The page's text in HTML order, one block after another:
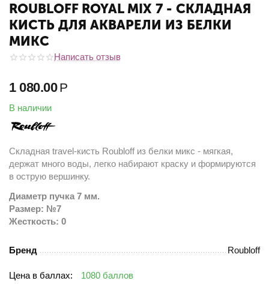
ROUBLOFF ROYAL MIX 7 - СКЛАДНАЯ
КИСТЬ ДЛЯ АКВАРЕЛИ ИЗ БЕЛКИ
МИКС
Написать отзыв
1 080.00Р
В наличии
Складная travel-кисть Roubloff из белки микс - мягкая,
держат много воды, легко набирают краску и формируются
в острую вершинку.
Диаметр пучка 7 мм.
Размер: №7
Жесткость: 0
Бренд Roubloff
Цена в баллах:
1080 баллов